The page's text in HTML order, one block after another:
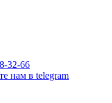
32-66
нам в telegram